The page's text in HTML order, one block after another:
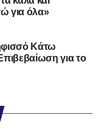
της ΕΠΟ στο
του Α.Ο.
στο
για όλα»
Κάτω
για το